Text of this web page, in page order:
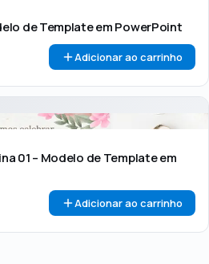
de Template em PowerPoint
Adicionar ao carrinho
01 – Modelo de Template em
Adicionar ao carrinho